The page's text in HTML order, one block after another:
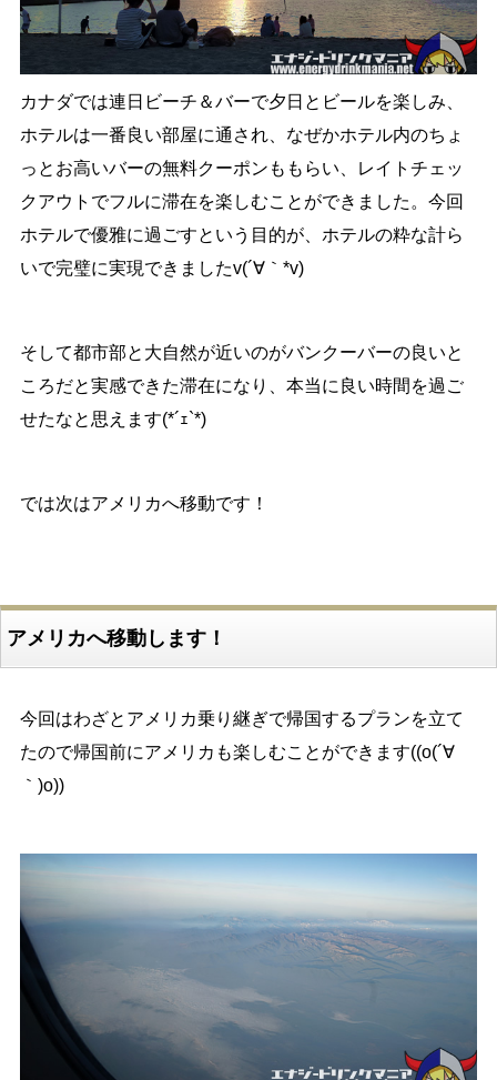
カナダでは連日ビーチ＆バーで夕日とビールを楽しみ、
ホテルは一番良い部屋に通され、なぜかホテル内のちょ
っとお高いバーの無料クーポンももらい、レイトチェッ
クアウトでフルに滞在を楽しむことができました。今回
ホテルで優雅に過ごすという目的が、ホテルの粋な計ら
いで完璧に実現できましたv(´∀｀*v)
そして都市部と大自然が近いのがバンクーバーの良いと
ころだと実感できた滞在になり、本当に良い時間を過ご
せたなと思えます(*´ｪ`*)
では次はアメリカへ移動です！
アメリカへ移動します！
今回はわざとアメリカ乗り継ぎで帰国するプランを立て
たので帰国前にアメリカも楽しむことができます((o(´∀
｀)o))